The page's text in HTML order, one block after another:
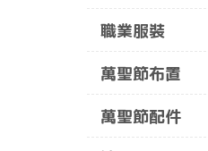
職業服裝
萬聖節布置
萬聖節配件